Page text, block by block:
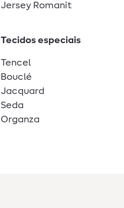
Jersey Romanit
Tecidos especiais
Tencel
Bouclé
Jacquard
Seda
Organza